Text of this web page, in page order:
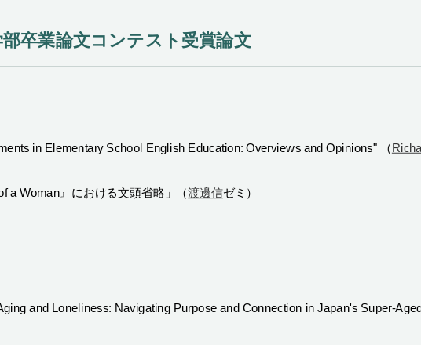
卒業論文コンテスト受賞論文
in Elementary School English Education: Overviews and Opinions" （
a Woman』における文頭省略」（渡邊信ゼミ）
and Loneliness: Navigating Purpose and Connection in Japan's Super-